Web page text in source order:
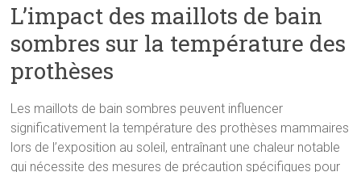
L’impact des maillots de bain
sombres sur la température des
prothèses
Les maillots de bain sombres peuvent influencer
significativement la température des prothèses mammaires
lors de l’exposition au soleil, entraînant une chaleur notable
qui nécessite des mesures de précaution spécifiques pour